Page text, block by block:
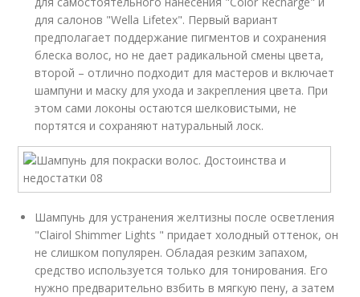
для салонов "Wella Lifetex". Первый вариант
предполагает поддержание пигментов и сохранения
блеска волос, но не дает радикальной смены цвета,
второй – отлично подходит для мастеров и включает
шампуни и маску для ухода и закрепления цвета. При
этом сами локоны остаются шелковистыми, не
портятся и сохраняют натуральный лоск.
Шампунь для устранения желтизны после осветления
"Clairol Shimmer Lights " придает холодный оттенок, он
не слишком популярен. Обладая резким запахом,
средство используется только для тонирования. Его
нужно предварительно взбить в мягкую пену, а затем